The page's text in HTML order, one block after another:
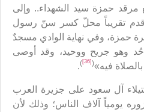
مرقد حمزة سيد الشهداء.. وإلى
منه على بُعد 500 قدم تقريباً محلّ كسر سنّ رسول
816 قدماً مقبرة حمزة، وفي نهاية الوادي مسجدٌ
وهو جريح ووحيد، وقد أوصى
فيه»(
[36]
)
.
آل سعود على جزيرة العرب
يومياً آلاف الناس؛ وذلك لأن